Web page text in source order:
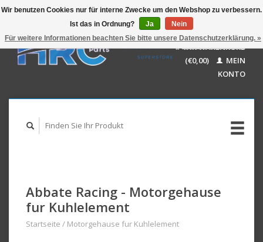
GBP
USD
AUD
Deutsch
English
IHR WARENKORB
(€0,00)
MEIN
KONTO
Abbate Racing - Motorgehause
fur Kuhlelement
Startseite / Motorgehause fur Kuhlelement
Wir benutzen Cookies nur für interne Zwecke um den Webshop zu verbessern.
Ist das in Ordnung?
Ja
Nein
Für weitere Informationen beachten Sie bitte unsere Datenschutzerklärung. »